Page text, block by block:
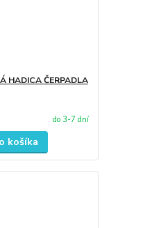
HADICA ČERPADLA
do 3-7 dní
košíka